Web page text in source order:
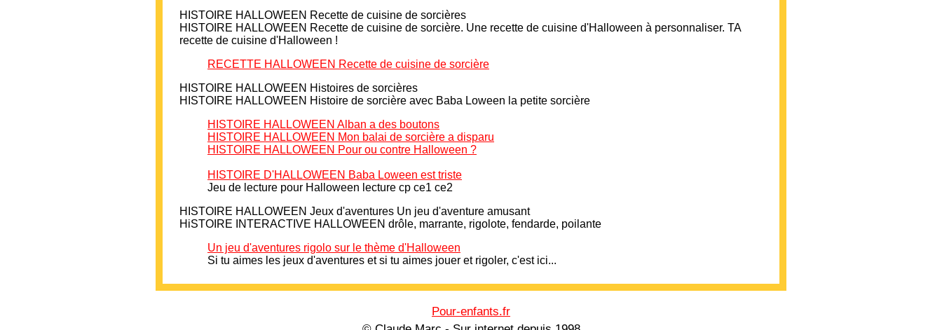
HISTOIRE HALLOWEEN Recette de cuisine de sorcières
HISTOIRE HALLOWEEN Recette de cuisine de sorcière. Une recette de cuisine d'Halloween à personnaliser. TA
recette de cuisine d'Halloween !
RECETTE HALLOWEEN Recette de cuisine de sorcière
HISTOIRE HALLOWEEN Histoires de sorcières
HISTOIRE HALLOWEEN Histoire de sorcière avec Baba Loween la petite sorcière
HISTOIRE HALLOWEEN Alban a des boutons
HISTOIRE HALLOWEEN Mon balai de sorcière a disparu
HISTOIRE HALLOWEEN Pour ou contre Halloween ?
HISTOIRE D'HALLOWEEN Baba Loween est triste
Jeu de lecture pour Halloween lecture cp ce1 ce2
HISTOIRE HALLOWEEN Jeux d'aventures Un jeu d'aventure amusant
HiSTOIRE INTERACTIVE HALLOWEEN drôle, marrante, rigolote, fendarde, poilante
Un jeu d'aventures rigolo sur le thème d'Halloween
Si tu aimes les jeux d'aventures et si tu aimes jouer et rigoler, c'est ici...
Pour-enfants.fr